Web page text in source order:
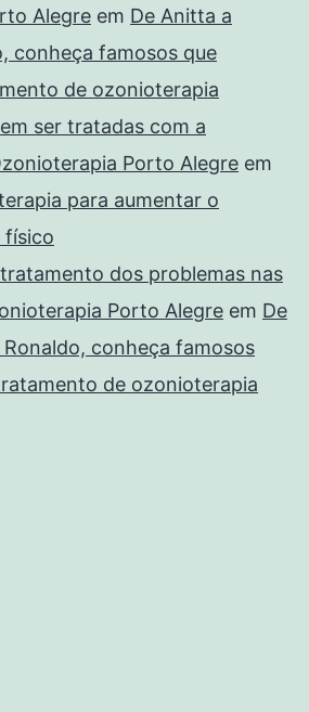
Alegre em De Anitta a
conheça famosos que
de ozonioterapia
ser tratadas com a
Porto Alegre em
para aumentar o
físico
dos problemas nas
Porto Alegre em De
conheça famosos
de ozonioterapia